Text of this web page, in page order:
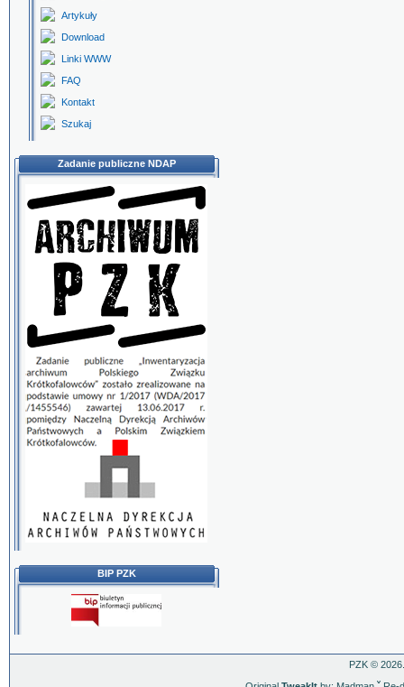
Artykuły
Download
Linki WWW
FAQ
Kontakt
Szukaj
Zadanie publiczne NDAP
BIP PZK
PZK ©